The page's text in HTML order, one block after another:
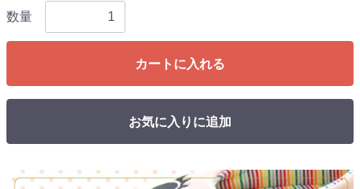
数量
カートに入れる
お気に入りに追加